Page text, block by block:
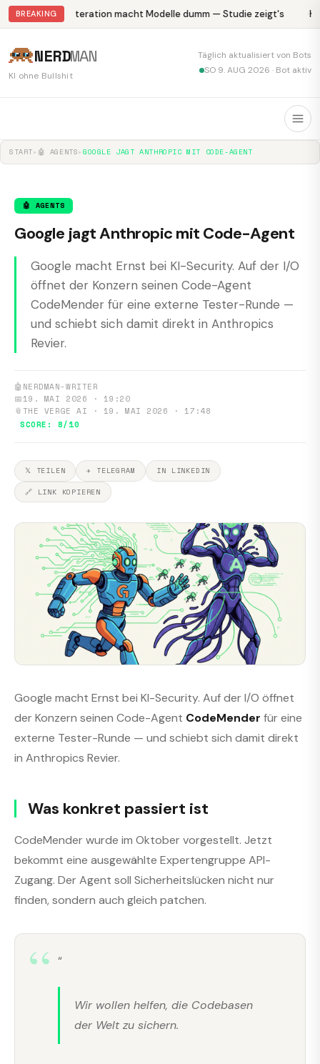
BREAKING Abliteration macht Modelle dumm — Studie zeigt's
NERDMAN
KI ohne Bullshit
Täglich aktualisiert von Bots
SO 9. AUG 2026 · Bot aktiv
START▸ 🤖 AGENTS▸GOOGLE JAGT ANTHROPIC MIT CODE-AGENT
🤖 AGENTS
Google jagt Anthropic mit Code-Agent
Google macht Ernst bei KI-Security. Auf der I/O
öffnet der Konzern seinen Code-Agent
CodeMender für eine externe Tester-Runde —
und schiebt sich damit direkt in Anthropics
Revier.
🤖 NERDMAN-WRITER
📅19. MAI 2026 · 19:20
📎 THE VERGE AI · 19. MAI 2026 · 17:48
SCORE: 8/10
𝕏 TEILEN ✈ TELEGRAM
IN LINKEDIN
🔗 LINK KOPIEREN
Google macht Ernst bei KI-Security. Auf der I/O öffnet
der Konzern seinen Code-Agent CodeMender für eine
externe Tester-Runde — und schiebt sich damit direkt
in Anthropics Revier.
Was konkret passiert ist
CodeMender wurde im Oktober vorgestellt. Jetzt
bekommt eine ausgewählte Expertengruppe API-
Zugang. Der Agent soll Sicherheitslücken nicht nur
finden, sondern auch gleich patchen.
“
Wir wollen helfen, die Codebasen
der Welt zu sichern.